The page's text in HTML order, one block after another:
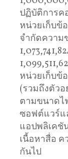
ปฏิบัติการค
หน่วยเก็บข้
จำกัดความ
หน่วยเก็บข้
(รวมถึงตัว
ตามขนาดไ
ซอฟต์แวร์แ
แอปพลิเคชั
เนื้อหาสื่อ
กันไป